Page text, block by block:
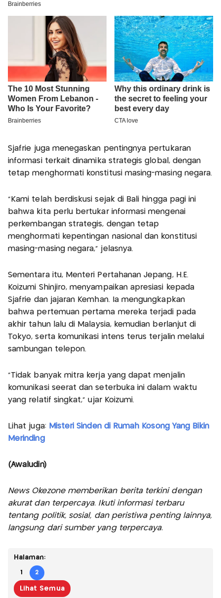
Sjafrie juga menegaskan pentingnya pertukaran
informasi terkait dinamika strategis global, dengan
tetap menghormati konstitusi masing-masing negara.
“Kami telah berdiskusi sejak di Bali hingga pagi ini
bahwa kita perlu bertukar informasi mengenai
perkembangan strategis, dengan tetap
menghormati kepentingan nasional dan konstitusi
masing-masing negara,” jelasnya.
Sementara itu, Menteri Pertahanan Jepang, H.E.
Koizumi Shinjiro, menyampaikan apresiasi kepada
Sjafrie dan jajaran Kemhan. Ia mengungkapkan
bahwa pertemuan pertama mereka terjadi pada
akhir tahun lalu di Malaysia, kemudian berlanjut di
Tokyo, serta komunikasi intens terus terjalin melalui
sambungan telepon.
“Tidak banyak mitra kerja yang dapat menjalin
komunikasi seerat dan seterbuka ini dalam waktu
yang relatif singkat,” ujar Koizumi.
Lihat juga: Misteri Sinden di Rumah Kosong Yang Bikin
Merinding
(Awaludin)
News Okezone memberikan berita terkini dengan
akurat dan terpercaya. Ikuti informasi terbaru
tentang politik, sosial, dan peristiwa penting lainnya,
langsung dari sumber yang terpercaya.
Halaman:
1 2
Lihat Semua